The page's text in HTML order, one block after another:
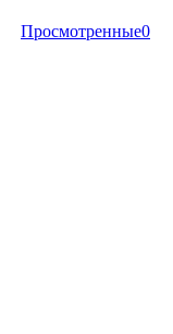
Просмотренные0